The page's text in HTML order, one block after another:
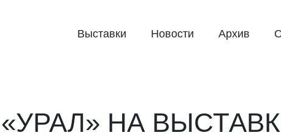
Выставки Новости Архив
НА